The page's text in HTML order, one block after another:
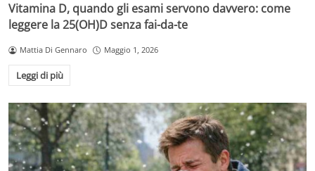
Vitamina D, quando gli esami servono davvero: come
leggere la 25(OH)D senza fai-da-te
Mattia Di Gennaro Maggio 1, 2026
Leggi di più